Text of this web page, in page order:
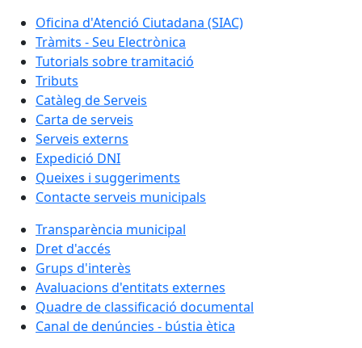
Oficina d'Atenció Ciutadana (SIAC)
Tràmits - Seu Electrònica
Tutorials sobre tramitació
Tributs
Catàleg de Serveis
Carta de serveis
Serveis externs
Expedició DNI
Queixes i suggeriments
Contacte serveis municipals
Transparència municipal
Dret d'accés
Grups d'interès
Avaluacions d'entitats externes
Quadre de classificació documental
Canal de denúncies - bústia ètica